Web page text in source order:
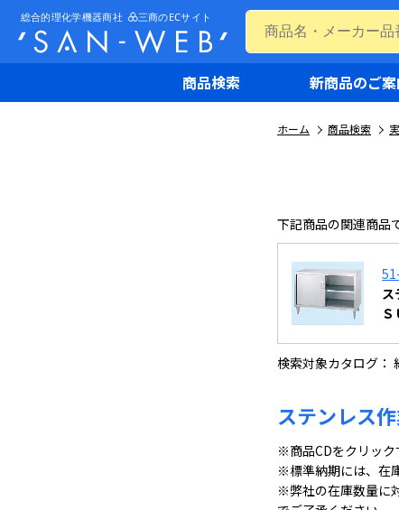
商品検索 新商品のご案
ホーム 商品検索
下記商品の関連商品
ス
検索対象カタログ：
ステンレス
※商品CDをクリック
※標準納期には、在
※弊社の在庫数量に